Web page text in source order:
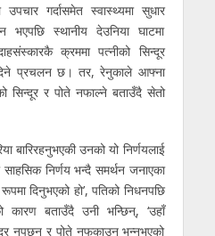
गर्दासमेत स्वास्थ्यमा सुधार
भएपछि स्थानीय देउनिया घाटमा
क्रममा पत्नीको सिन्दूर
प्रचलन छ। तर, रेनुकाले आफ्ना
सिन्दूर र पोते नफाल्ने बताउँदै सेतो
बारिरहनुभएकी उनको यो निर्णयलाई
निर्णय भन्दै समर्थन जनाएका
दिनुभएको हो’, पतिको निधनपछि
कारण बताउँदै उनी भन्छिन्, ‘उहाँ
नपुछ्नु र पोते नफुकाउनु भन्नुभएको